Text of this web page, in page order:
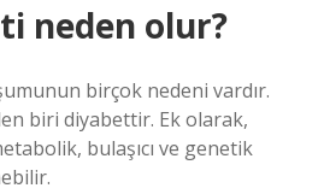
neden olur?
birçok nedeni vardır.
biri diyabettir. Ek olarak,
bulaşıcı ve genetik